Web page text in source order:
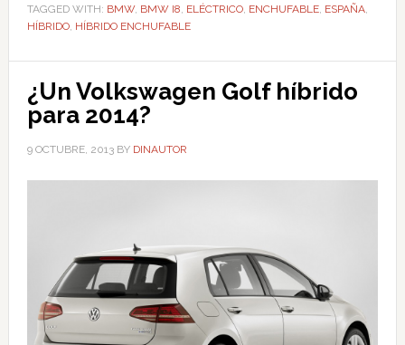
TAGGED WITH: BMW, BMW I8, ELÉCTRICO, ENCHUFABLE, ESPAÑA,
HÍBRIDO, HÍBRIDO ENCHUFABLE
¿Un Volkswagen Golf híbrido
para 2014?
9 OCTUBRE, 2013BY DINAUTOR